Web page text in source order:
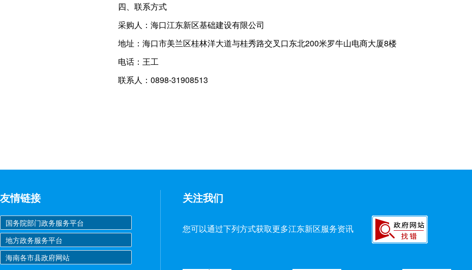
四、联系方式
采购人：海口江东新区基础建设有限公司
地址：海口市美兰区桂林洋大道与桂秀路交叉口东北200米罗牛山电商大厦8楼
电话：王工
联系人：0898-31908513
友情链接 关注我们
您可以通过下列方式获取更多江东新区服务资讯